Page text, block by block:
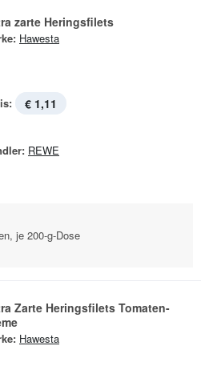
zarte Heringsfilets
Hawesta
€ 1,11
REWE
je 200-g-Dose
Zarte Heringsfilets Tomaten-
Hawesta